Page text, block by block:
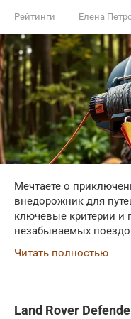
Рейтинги Елена
Мечтаете о
внедорожник для
ключевые критерии и
незабываемых
Читать полностью
Land Rover